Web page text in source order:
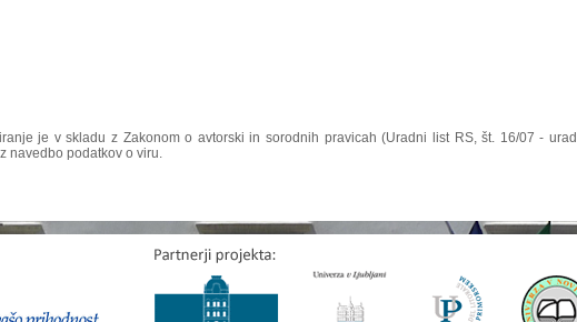
je v skladu z Zakonom o avtorski in sorodnih pravicah (Uradni list RS, št. 16/07 -
navedbo podatkov o viru.